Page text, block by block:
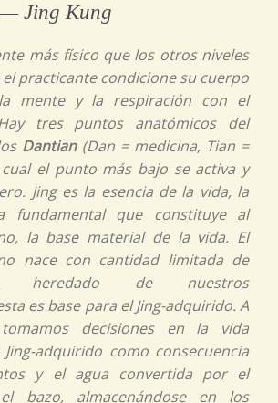
Jing Kung
más físico que los otros niveles
practicante condicione su cuerpo
mente y la respiración con el
tres puntos anatómicos del
Dantian(Dan = medicina, Tian =
el punto más bajo se activa y
Jinges la esencia de la vida, la
fundamental que constituye al
la base material de la vida. El
nace con cantidad limitada de
heredado de nuestros
es base para elJing-adquirido. A
decisiones en la vida
Jing-adquirido como consecuencia
y el agua convertida por el
bazo, almacenándose en los